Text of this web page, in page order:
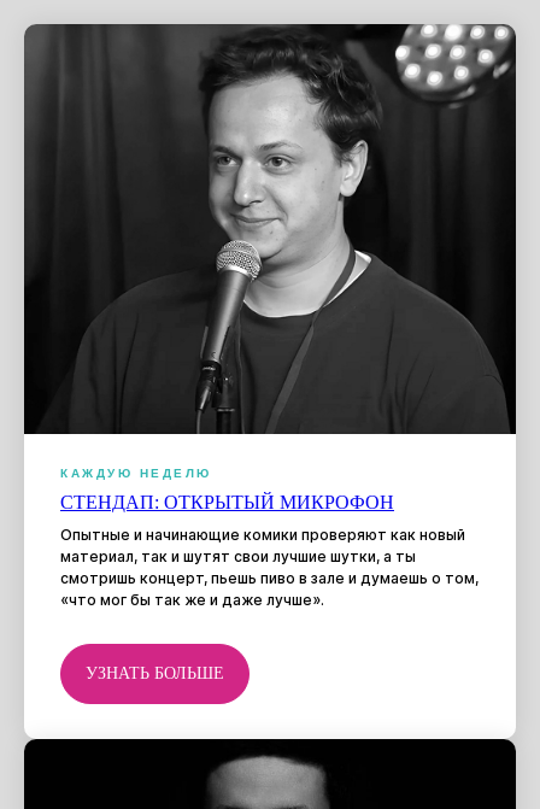
КАЖДУЮ НЕДЕЛЮ
СТЕНДАП: ОТКРЫТЫЙ МИКРОФОН
Опытные и начинающие комики проверяют как новый
материал, так и шутят свои лучшие шутки, а ты
смотришь концерт, пьешь пиво в зале и думаешь о том,
«что мог бы так же и даже лучше».
УЗНАТЬ БОЛЬШЕ
ПОЧЕМУ СТОИТ
УЧИТЬСЯ У НАС?
/01
организаторы стендап-мероприятий.
ОБУЧЕНИЕ + СЦЕНА